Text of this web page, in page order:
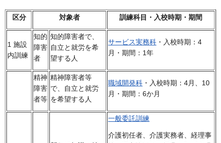
区分 対象者 訓練科目・入校時期・期間
1 施設
内訓練
知的
障害
者
知的障害者で、
自立と就労を希
望する人
サービス実務科 ・入校時期：4
月・期間：1年
精神
障害
者等
精神障害者等
で、自立と就労
を希望する人
職域開発科 ・入校時期：4月、10
月・期間：6か月
一般委託訓練
介護初任者、介護実務者、経理事